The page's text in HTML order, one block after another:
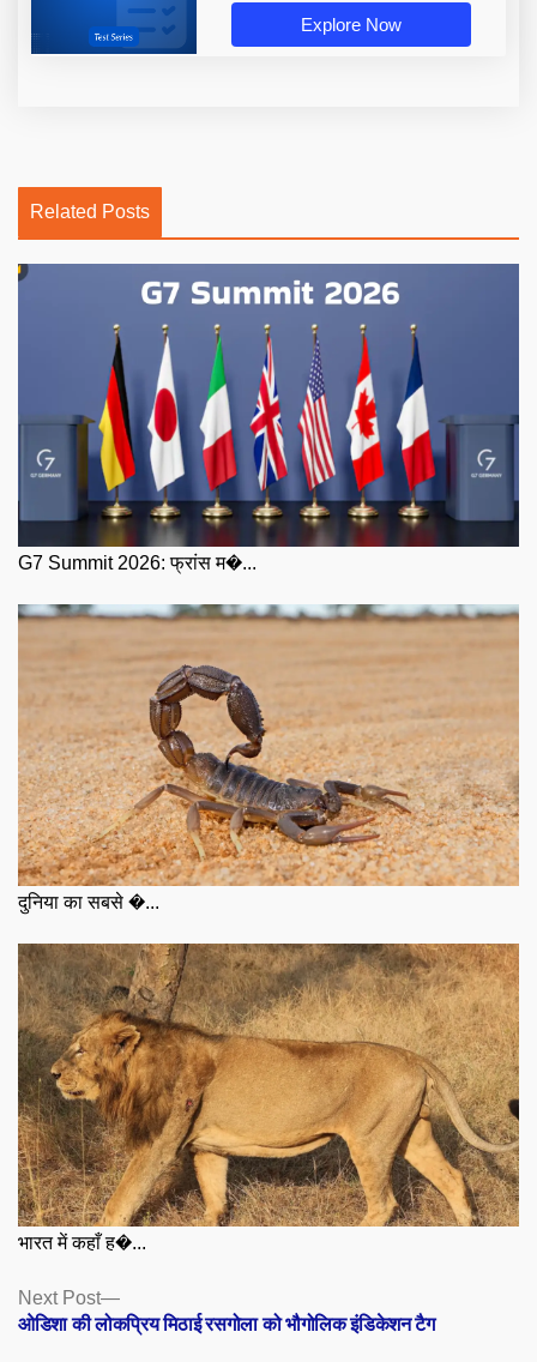
Explore Now
Related Posts
G7 Summit 2026: फ्रांस म�...
दुनिया का सबसे �...
भारत में कहाँ ह�...
Posts
navigation
Next Post
Next
post:
ओडिशा की लोकप्रिय मिठाई रसगोला को भौगोलिक इंडिकेशन टैग